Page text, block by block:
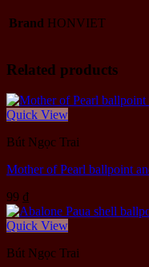
Brand HONVIET
Related products
Quick View
Bút Ngọc Trai
Mother of Pearl ballpoint
99 ₫
Quick View
Bút Ngọc Trai